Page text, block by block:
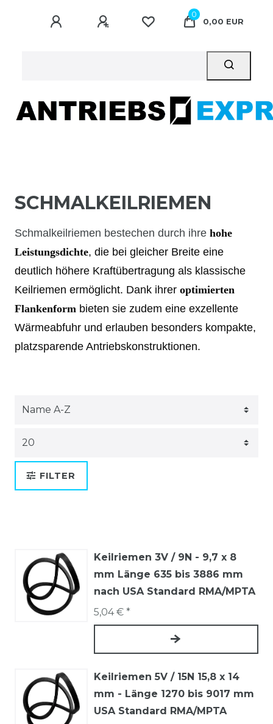
0
0,00 EUR
SCHMALKEILRIEMEN
Schmalkeilriemen bestechen durch ihre hohe
Leistungsdichte, die bei gleicher Breite eine
deutlich höhere Kraftübertragung als klassische
Keilriemen ermöglicht. Dank ihrer optimierten
Flankenform bieten sie zudem eine exzellente
Wärmeabfuhr und erlauben besonders kompakte,
platzsparende Antriebskonstruktionen.
FILTER
Keilriemen 3V / 9N - 9,7 x 8
mm Länge 635 bis 3886 mm
nach USA Standard RMA/MPTA
5,04 € *
Keilriemen 5V / 15N 15,8 x 14
mm - Länge 1270 bis 9017 mm
USA Standard RMA/MPTA